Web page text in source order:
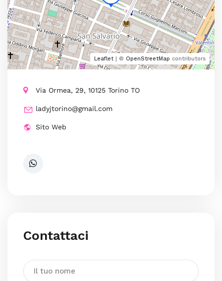
Leaflet | © OpenStreetMap contributors
Via Ormea, 29, 10125 Torino TO
ladyjtorino@gmail.com
Sito Web
Contattaci